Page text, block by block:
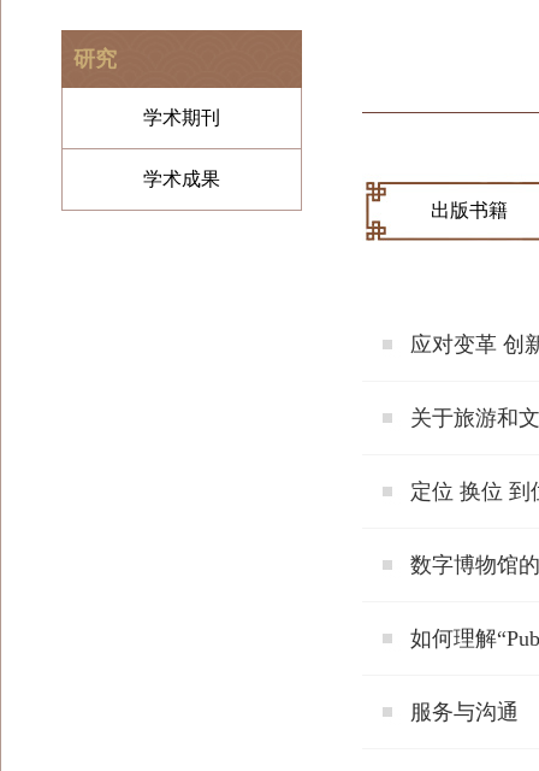
研究
学术期刊
学术成果
出版书籍
应对变革 创
关于旅游和
定位 换位 到
数字博物馆
如何理解
服务与沟通